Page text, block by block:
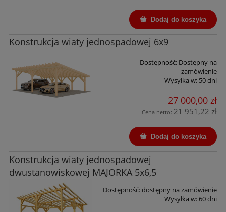
Dodaj do koszyka
Konstrukcja wiaty jednospadowej 6x9
Dostępność: Dostępny na
zamówienie
Wysyłka w: 50 dni
27 000,00 zł
Cena netto: 21 951,22 zł
Dodaj do koszyka
Konstrukcja wiaty jednospadowej
dwustanowiskowej MAJORKA 5x6,5
Dostępność:dostępny na zamówienie
Wysyłka w:60 dni